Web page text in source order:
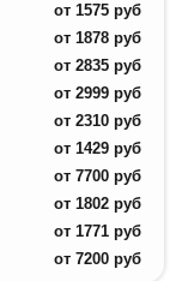
от 1575 руб
от 1878 руб
от 2835 руб
от 2999 руб
от 2310 руб
от 1429 руб
от 7700 руб
от 1802 руб
от 1771 руб
от 7200 руб